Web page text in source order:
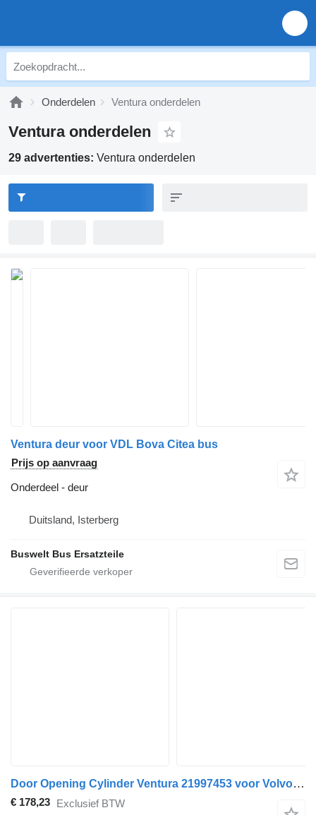
Onderdelen Ventura onderdelen
Ventura onderdelen
29 advertenties: Ventura onderdelen
Ventura deur voor VDL Bova Citea bus
Prijs op aanvraag
Onderdeel - deur
Duitsland, Isterberg
Buswelt Bus Ersatzteile
Door Opening Cylinder Ventura 21997453 voor Volvo B5LH, B0E bus
€ 178,23 Exclusief BTW